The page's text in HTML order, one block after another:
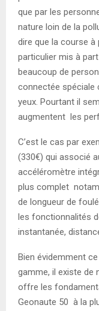
que par les
nature loin de la
dire que la course à
particulier mis à
beaucoup de
connectée spéciale
yeux. Pourtant il
augmentent les
C’est le cas par
(330€) qui associé
accéléromètre
plus complet
de longueur de
les fonctionnalités
instantanée,
Bien évidemment
gamme, il existe de
offre les
Geonaute 50 à la